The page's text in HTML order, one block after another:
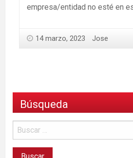
empresa/entidad no esté en
14 marzo, 2023 Jose
Búsqueda